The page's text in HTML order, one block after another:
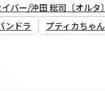
バー/沖田 総司〔オルタ〕
ンドラ プティカちゃん